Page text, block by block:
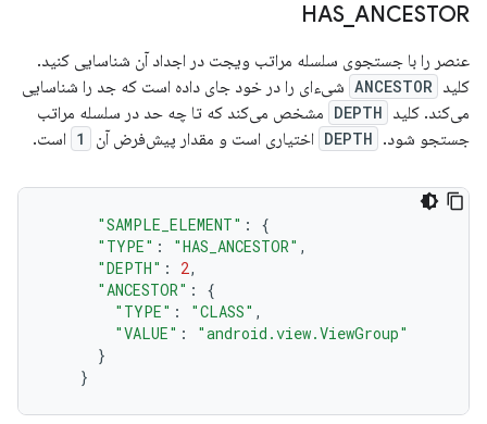
HAS_ ANCESTOR
عنصر را با جستجوی سلسله مراتب ویجت در اجداد آن شناسایی کنید.
کلید ANCESTOR شیء‌ای را در خود جای داده است که جد را شناسایی
می‌کند. کلید DEPTH مشخص می‌کند که تا چه حد در سلسله مراتب
جستجو شود. DEPTH اختیاری است و مقدار پیش‌فرض آن 1 است.
"SAMPLE_ELEMENT" :
{
"TYPE" : "HAS_ANCESTOR" ,
"DEPTH" : 2,
"ANCESTOR" :
{
"TYPE" : "CLASS" ,
"VALUE" :
"android.view.ViewGroup"
}
}